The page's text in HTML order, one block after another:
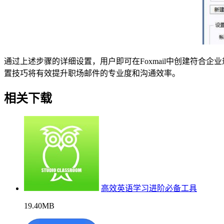
通过上述步骤的详细设置，用户即可在Foxmail中创建符合企
置技巧将有效提升职场邮件的专业度和沟通效率。
相关下载
高效英语学习进阶必备工具
19.40MB